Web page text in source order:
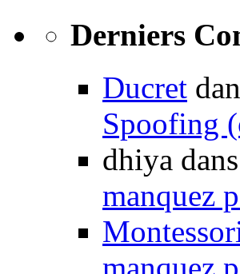
Derniers
Ducret
Spoofing
dhiya dans
manquez